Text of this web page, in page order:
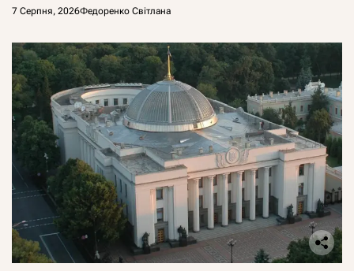
7 Серпня, 2026Федоренко Світлана